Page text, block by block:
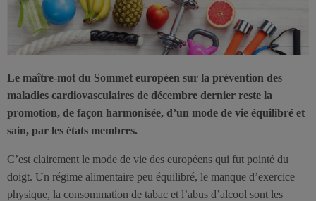
Le maître-mot du Sommet européen sur la prévention des
maladies cardiovasculaires de décembre dernier reste la
promotion, de façon harmonisée, d’un mode de vie équilibré et
sain, par les états membres.
C’est clairement le mode de vie des européens qui fut pointé du
doigt. Un régime alimentaire peu équilibré, le manque d’exercice
physique, la consommation de tabac et l’abus d’alcool sont les